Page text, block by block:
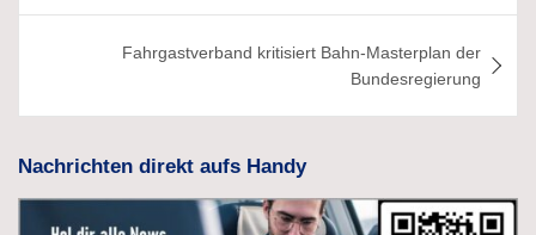
Fahrgastverband kritisiert Bahn-Masterplan der
Bundesregierung
Nachrichten direkt aufs Handy